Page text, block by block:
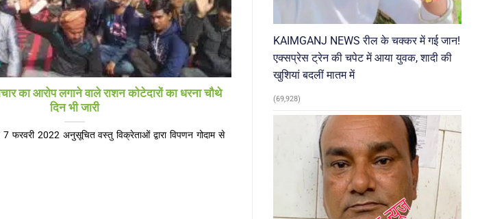
का आरोप लगाने वाले राशन कोटेदारों का धरना चौथे
दिन भी जारी
फरवरी 2022 अनुसूचित वस्तु विक्रेताओं द्वारा विपणन गोदाम से
KAIMGANJ NEWS रील के चक्कर में गई जान!
एक्सप्रेस ट्रेन की चपेट में आया युवक, शादी की
खुशियां बदलीं मातम में
(69,928)